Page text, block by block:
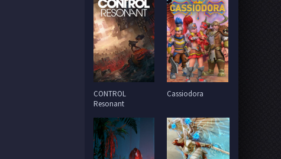
CONTROL
Resonant
Cassiodora